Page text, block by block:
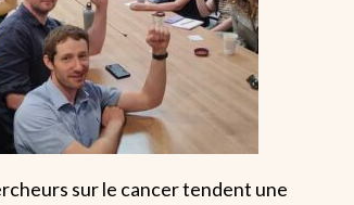
sur le cancer tendent une